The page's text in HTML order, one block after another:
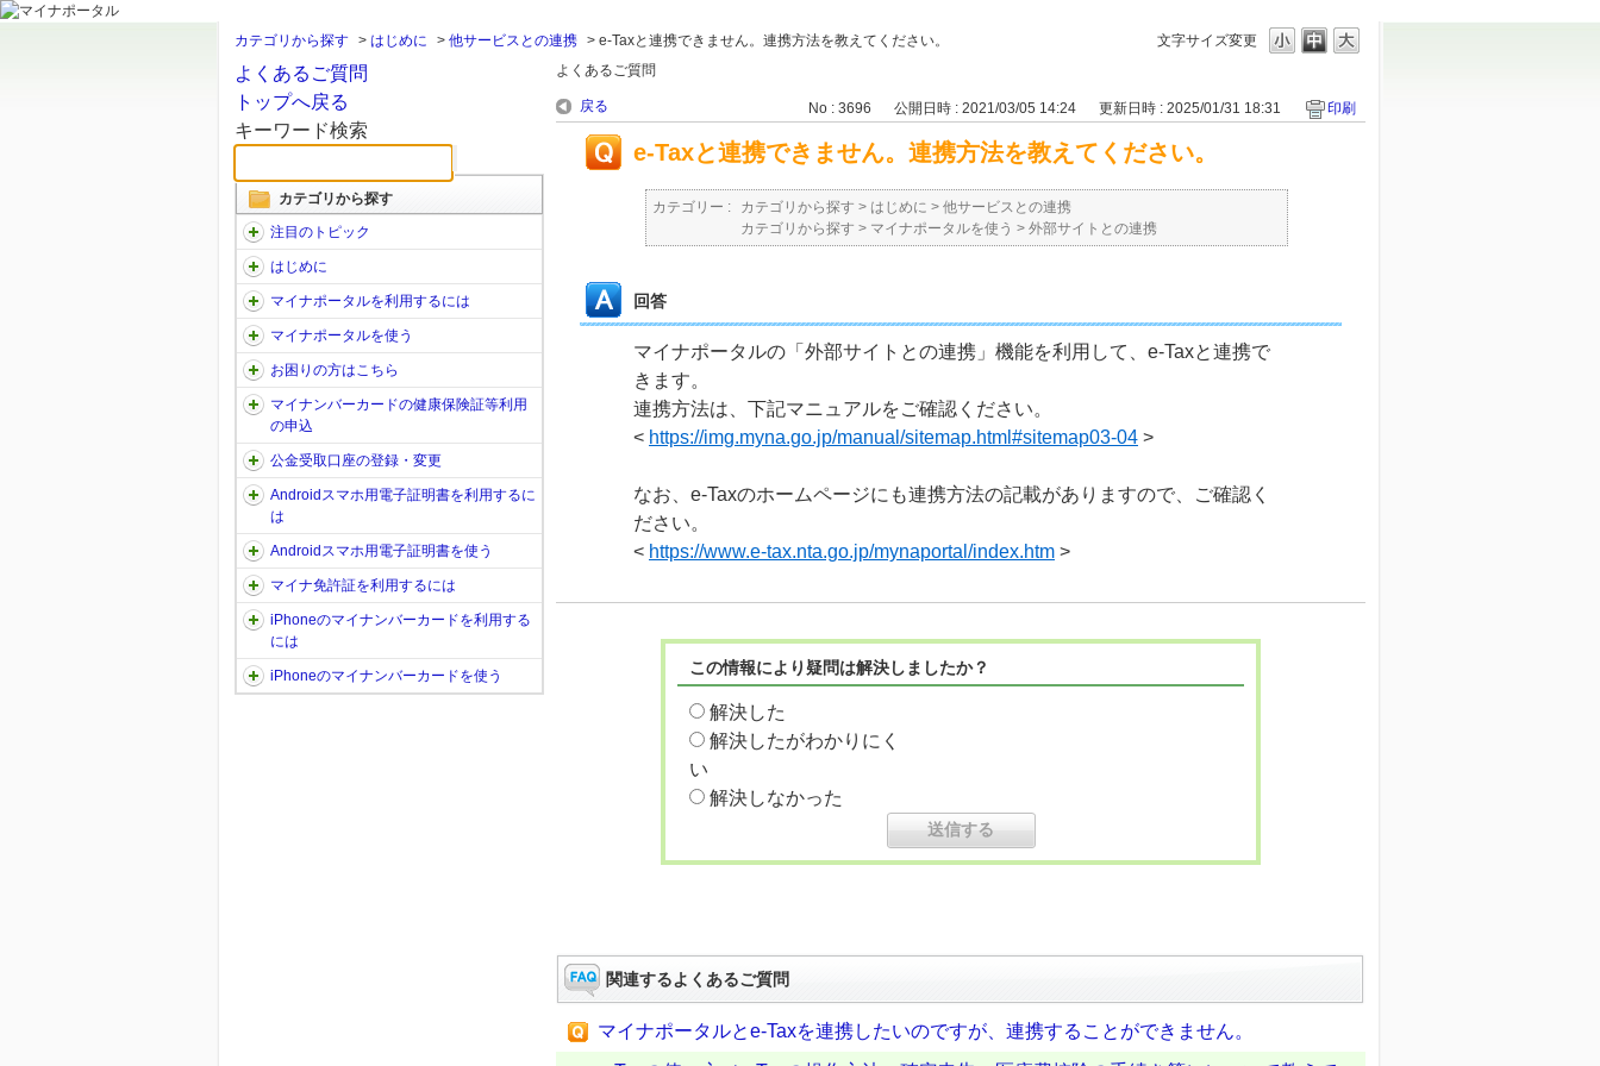
文字サイズ変更
カテゴリから探す > はじめに > 他サービスとの連携 > e-Taxと連携できません。連携方法を教えてください。
よくあるご質問
トップへ戻る
キーワード検索
カテゴリから探す
注目のトピック
はじめに
マイナポータルを利用するには
マイナポータルを使う
お困りの方はこちら
マイナンバーカードの健康保険証等利用
の申込
公金受取口座の登録・変更
Androidスマホ用電子証明書を利用するに
は
Androidスマホ用電子証明書を使う
マイナ免許証を利用するには
iPhoneのマイナンバーカードを利用する
には
iPhoneのマイナンバーカードを使う
よくあるご質問
戻る No : 3696 公開日時 : 2021/03/05 14:24 更新日時 : 2025/01/31 18:31 印刷
e-Taxと連携できません。連携方法を教えてください。
カテゴリー : カテゴリから探す > はじめに > 他サービスとの連携
カテゴリから探す > マイナポータルを使う > 外部サイトとの連携
回答
マイナポータルの「外部サイトとの連携」機能を利用して、e-Taxと連携で
きます。
連携方法は、下記マニュアルをご確認ください。
< https://img.myna.go.jp/manual/sitemap.html#sitemap03-04 >
なお、e-Taxのホームページにも連携方法の記載がありますので、ご確認く
ださい。
< https://www.e-tax.nta.go.jp/mynaportal/index.htm >
この情報により疑問は解決しましたか？
解決した
解決したがわかりにく
い
解決しなかった
関連するよくあるご質問
マイナポータルとe-Taxを連携したいのですが、連携することができません。